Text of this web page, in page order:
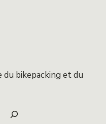
bikepacking et du